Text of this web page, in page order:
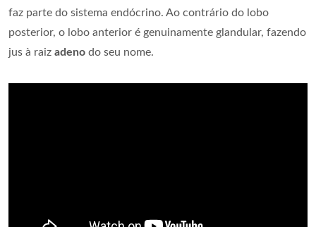
faz parte do sistema endócrino. Ao contrário do lobo
posterior, o lobo anterior é genuinamente glandular, fazendo
jus à raiz adeno do seu nome.